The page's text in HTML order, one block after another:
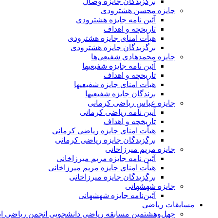
جایزه محسن هشترودی
آئین نامه جایزه هشترودی
تاریخچه و اهداف
هیأت امنای جایزه هشترودی
برگزیدگان جایزه هشترودی
جایزه محمدهادی شفیعی‌ها
آئین نامه جایزه شفیعیها
تاریخچه و اهداف
هیأت امنای جایزه شفیعیها
برندگان جایزه شفیعیها
جایزه عباس ریاضی کرمانی
آیین نامه ریاضی کرمانی
تاریخچه و اهداف
هیأت امنای جایزه ریاضی کرمانی
برگزیدگان جایزه ریاضی کرمانی
جایزه مریم میرزاخانی
آئین نامه جایزه مریم میرزاخانی
هیأت امنای جایزه مریم میرزاخانی
برگزیدگان جایزه میرزاخانی
جایزه شهشهانی
آئین‌نامه جایزه شهشهانی
مسابقات ریاضی
چهل‌و‌هشتمین مسابقه ریاضی دانشجویی انجمن ریاضی